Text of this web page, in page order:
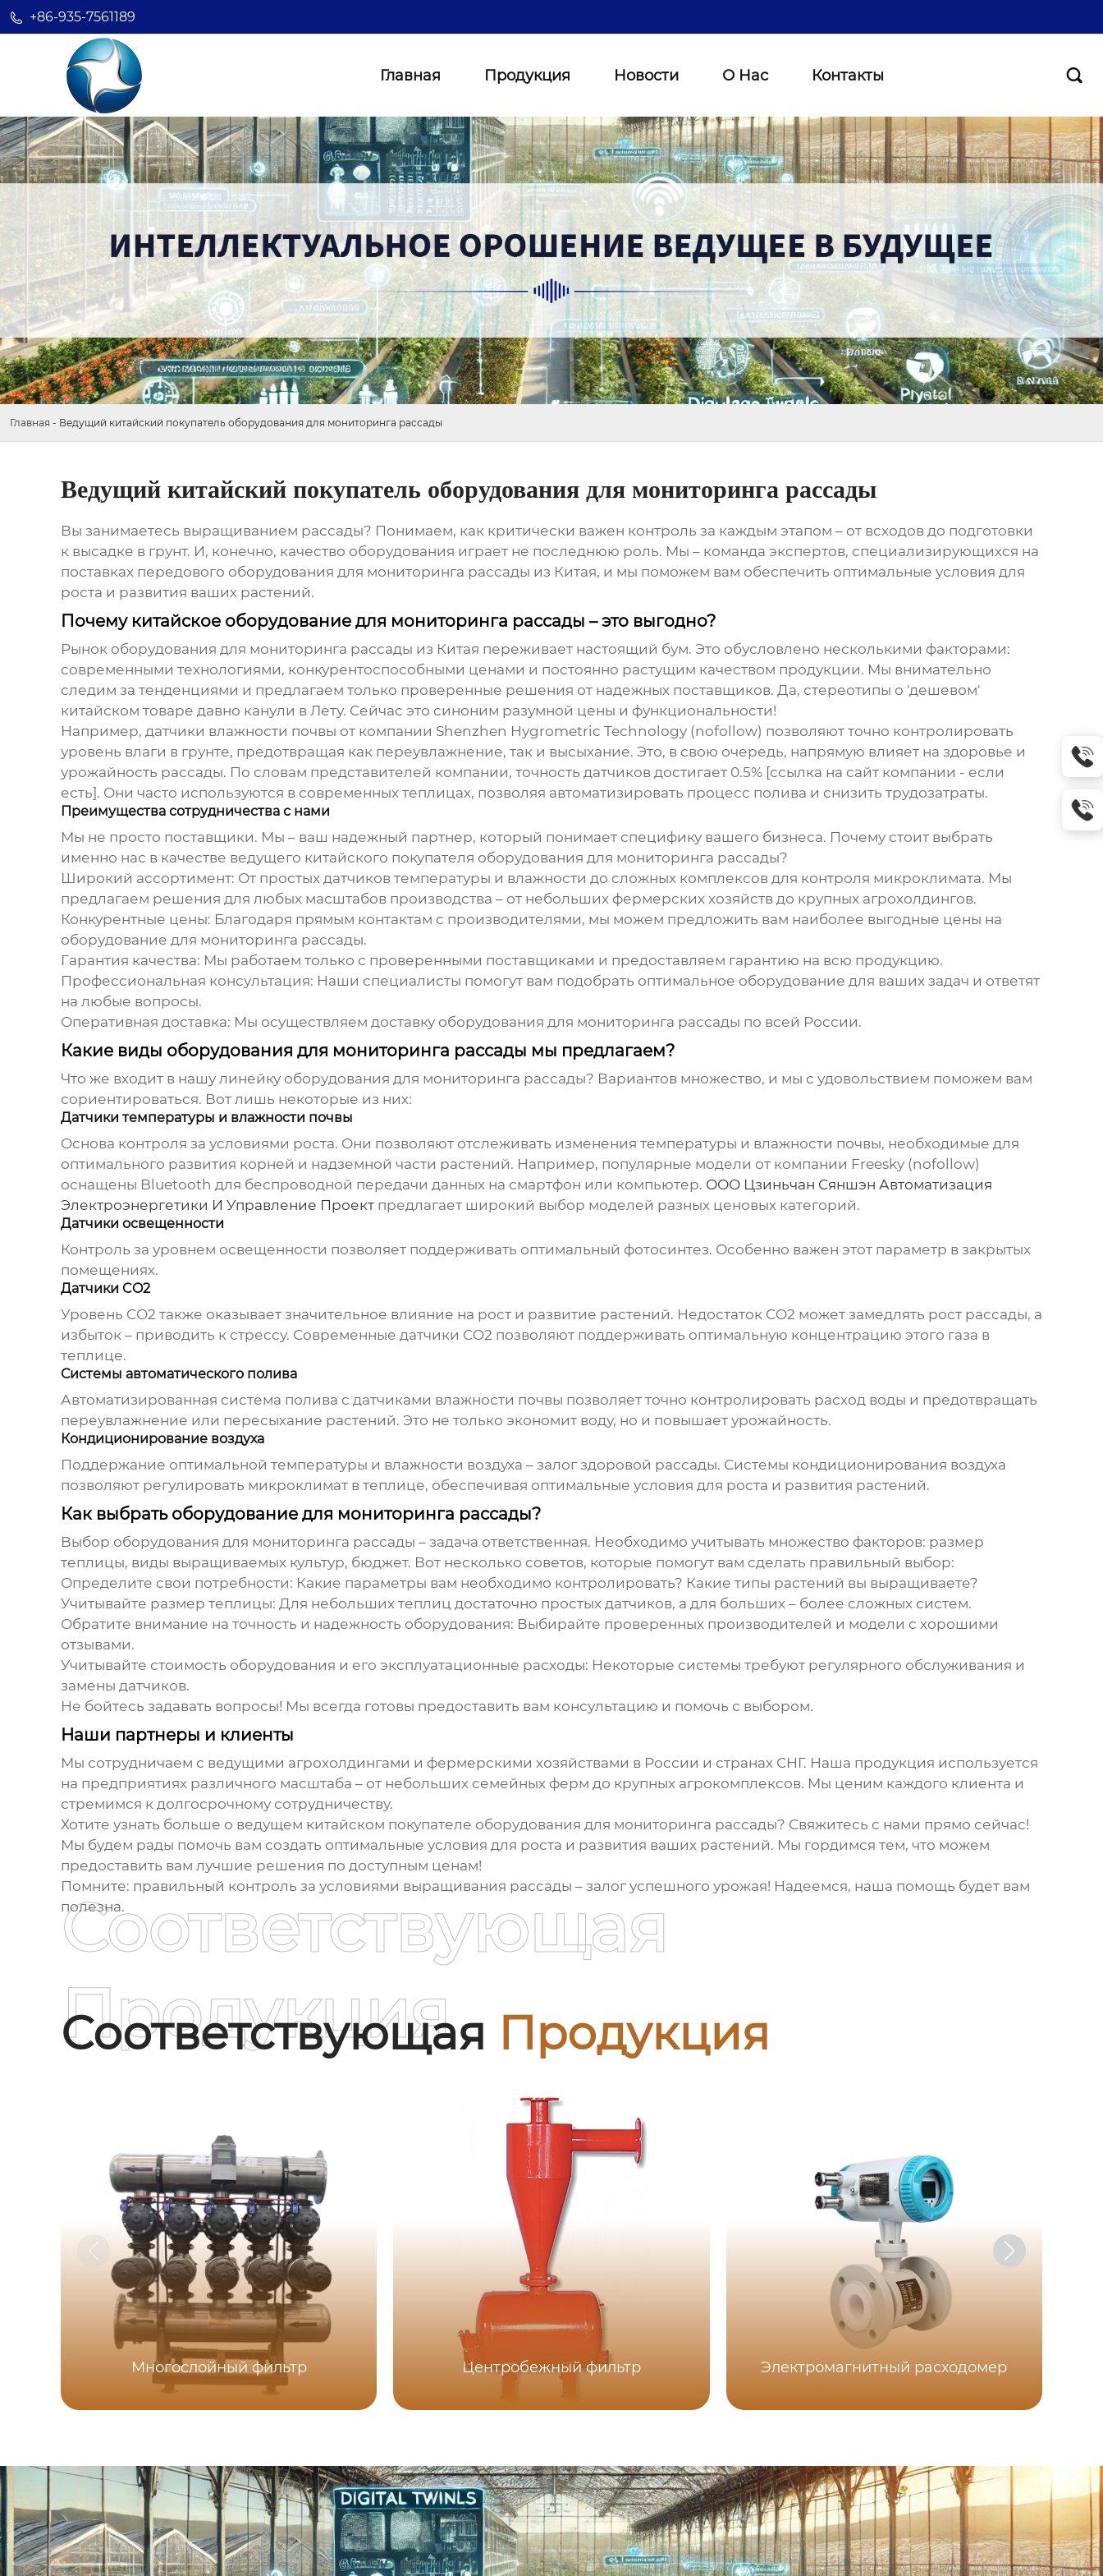
+86-935-7561189
Главная Продукция Новости О Нас Контакты 
Главная - Ведущий китайский покупатель оборудования для мониторинга рассады
Ведущий китайский покупатель оборудования для мониторинга рассады
Вы занимаетесь выращиванием рассады? Понимаем, как критически важен контроль за каждым этапом – от всходов до подготовки
к высадке в грунт. И, конечно, качество оборудования играет не последнюю роль. Мы – команда экспертов, специализирующихся на
поставках передового оборудования для мониторинга рассады из Китая, и мы поможем вам обеспечить оптимальные условия для
роста и развития ваших растений.
Почему китайское оборудование для мониторинга рассады – это выгодно?
Рынок оборудования для мониторинга рассады из Китая переживает настоящий бум. Это обусловлено несколькими факторами:
современными технологиями, конкурентоспособными ценами и постоянно растущим качеством продукции. Мы внимательно
следим за тенденциями и предлагаем только проверенные решения от надежных поставщиков. Да, стереотипы о 'дешевом'
китайском товаре давно канули в Лету. Сейчас это синоним разумной цены и функциональности!
Например, датчики влажности почвы от компании Shenzhen Hygrometric Technology(nofollow) позволяют точно контролировать
уровень влаги в грунте, предотвращая как переувлажнение, так и высыхание. Это, в свою очередь, напрямую влияет на здоровье и
урожайность рассады. По словам представителей компании, точность датчиков достигает 0.5% [ссылка на сайт компании - если
есть]. Они часто используются в современных теплицах, позволяя автоматизировать процесс полива и снизить трудозатраты.
Преимущества сотрудничества с нами
Мы не просто поставщики. Мы – ваш надежный партнер, который понимает специфику вашего бизнеса. Почему стоит выбрать
именно нас в качестве ведущего китайского покупателя оборудования для мониторинга рассады?
Широкий ассортимент: От простых датчиков температуры и влажности до сложных комплексов для контроля микроклимата. Мы
предлагаем решения для любых масштабов производства – от небольших фермерских хозяйств до крупных агрохолдингов.
Конкурентные цены: Благодаря прямым контактам с производителями, мы можем предложить вам наиболее выгодные цены на
оборудование для мониторинга рассады.
Гарантия качества: Мы работаем только с проверенными поставщиками и предоставляем гарантию на всю продукцию.
Профессиональная консультация: Наши специалисты помогут вам подобрать оптимальное оборудование для ваших задач и ответят
на любые вопросы.
Оперативная доставка: Мы осуществляем доставку оборудования для мониторинга рассады по всей России.
Какие виды оборудования для мониторинга рассады мы предлагаем?
Что же входит в нашу линейку оборудования для мониторинга рассады? Вариантов множество, и мы с удовольствием поможем вам
сориентироваться. Вот лишь некоторые из них:
Датчики температуры и влажности почвы
Основа контроля за условиями роста. Они позволяют отслеживать изменения температуры и влажности почвы, необходимые для
оптимального развития корней и надземной части растений. Например, популярные модели от компании Freesky(nofollow)
оснащены Bluetooth для беспроводной передачи данных на смартфон или компьютер. ООО Цзиньчан Сяншэн Автоматизация
Электроэнергетики И Управление Проектпредлагает широкий выбор моделей разных ценовых категорий.
Датчики освещенности
Контроль за уровнем освещенности позволяет поддерживать оптимальный фотосинтез. Особенно важен этот параметр в закрытых
помещениях.
Датчики CO2
Уровень CO2 также оказывает значительное влияние на рост и развитие растений. Недостаток CO2 может замедлять рост рассады, а
избыток – приводить к стрессу. Современные датчики CO2 позволяют поддерживать оптимальную концентрацию этого газа в
теплице.
Системы автоматического полива
Автоматизированная система полива с датчиками влажности почвы позволяет точно контролировать расход воды и предотвращать
переувлажнение или пересыхание растений. Это не только экономит воду, но и повышает урожайность.
Кондиционирование воздуха
Поддержание оптимальной температуры и влажности воздуха – залог здоровой рассады. Системы кондиционирования воздуха
позволяют регулировать микроклимат в теплице, обеспечивая оптимальные условия для роста и развития растений.
Как выбрать оборудование для мониторинга рассады?
Выбор оборудования для мониторинга рассады – задача ответственная. Необходимо учитывать множество факторов: размер
теплицы, виды выращиваемых культур, бюджет. Вот несколько советов, которые помогут вам сделать правильный выбор:
Определите свои потребности: Какие параметры вам необходимо контролировать? Какие типы растений вы выращиваете?
Учитывайте размер теплицы: Для небольших теплиц достаточно простых датчиков, а для больших – более сложных систем.
Обратите внимание на точность и надежность оборудования: Выбирайте проверенных производителей и модели с хорошими
отзывами.
Учитывайте стоимость оборудования и его эксплуатационные расходы: Некоторые системы требуют регулярного обслуживания и
замены датчиков.
Не бойтесь задавать вопросы! Мы всегда готовы предоставить вам консультацию и помочь с выбором.
Наши партнеры и клиенты
Мы сотрудничаем с ведущими агрохолдингами и фермерскими хозяйствами в России и странах СНГ. Наша продукция используется
на предприятиях различного масштаба – от небольших семейных ферм до крупных агрокомплексов. Мы ценим каждого клиента и
стремимся к долгосрочному сотрудничеству.
Хотите узнать больше о ведущем китайском покупателе оборудования для мониторинга рассады? Свяжитесь с нами прямо сейчас!
Мы будем рады помочь вам создать оптимальные условия для роста и развития ваших растений. Мы гордимся тем, что можем
предоставить вам лучшие решения по доступным ценам!
Помните: правильный контроль за условиями выращивания рассады – залог успешного урожая! Надеемся, наша помощь будет вам
полезна.
Соответствующая Продукция
Соответствующая
Продукция
Многослойный фильтр Центробежный фильтр Электромагнитный расходомер